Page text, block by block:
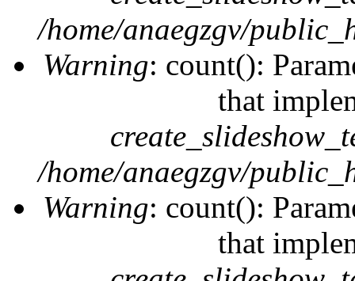
/home/anaegzgv/
Warning: count():
that
/home/anaegzgv/
Warning: count():
that